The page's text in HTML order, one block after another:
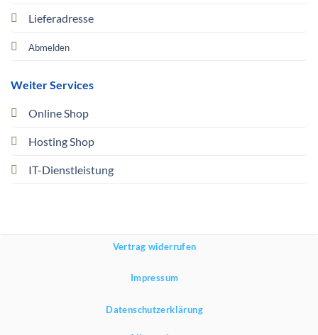
Lieferadresse
Abmelden
Weiter Services
Online Shop
Hosting Shop
IT-Dienstleistung
Vertrag widerrufen
Impressum
Datenschutzerklärung